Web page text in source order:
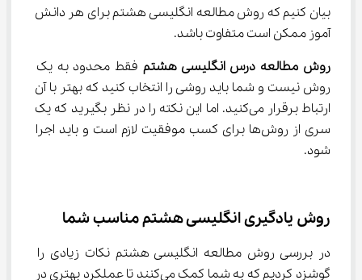
بیان کنیم که روش مطالعه انگلیسی هشتم برای هر دانش
آموز ممکن است متفاوت باشد.
روش مطالعه درس انگلیسی هشتم فقط محدود به یک
روش نیست و شما باید روشی را انتخاب کنید که بهتر با آن
ارتباط برقرار می‌کنید. اما این نکته را در نظر بگیرید که یک
سری از روش‌ها برای کسب موفقیت لازم است و باید اجرا
شود.
روش یادگیری انگلیسی هشتم مناسب شما
در بررسی روش مطالعه انگلیسی هشتم نکات زیادی را
گوشزد کردیم که به شما کمک می‌کنند تا عملکرد بهتری در